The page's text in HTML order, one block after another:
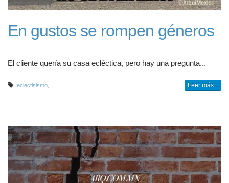
En gustos se rompen géneros
El cliente quería su casa ecléctica, pero hay una pregunta...
eclectisismo, Leer más...